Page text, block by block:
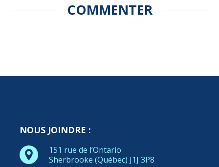
COMMENTER
NOUS JOINDRE :
151 rue de l’Ontario
Sherbrooke (Québec) J1J 3P8